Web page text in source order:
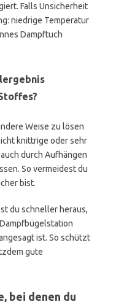
Falls Unsicherheit
niedrige Temperatur
Dampftuch
Weise zu lösen
knittrige oder sehr
durch Aufhängen
So vermeidest du
bist.
du schneller heraus,
ist. So schützt
gute
bei denen du